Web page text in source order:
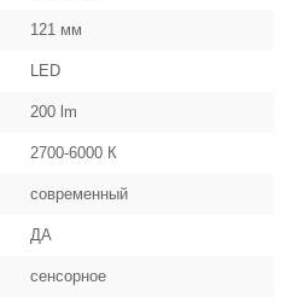
121 мм
LED
200 lm
2700-6000 К
современный
ДА
сенсорное